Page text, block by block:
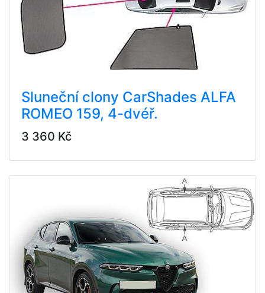
Sluneční clony CarShades ALFA
ROMEO 159, 4-dvéř.
3 360 Kč